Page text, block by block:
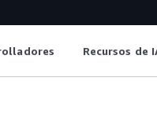
Recursos de